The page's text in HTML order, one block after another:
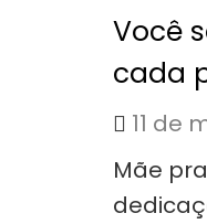
Você
cada
11 de
Mãe